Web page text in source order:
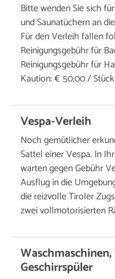
Bitte wenden Sie sich
und Saunatüchern an
Für den Verleih fallen
Reinigungsgebühr für
Reinigungsgebühr für
Kaution: € 50,00 / Stück
Vespa-Verleih
Noch gemütlicher
Sattel einer Vespa. In
warten gegen Gebühr
Ausflug in die
die reizvolle Tiroler
zwei vollmotorisierten
Geschirrspüler